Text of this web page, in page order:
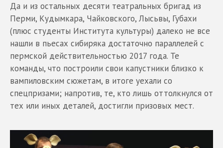
Да и из остальных десяти театральных бригад из
Перми, Кудымкара, Чайковского, Лысьвы, Губахи
(плюс студенты Института культуры) далеко не все
нашли в пьесах сибиряка достаточно параллелей с
пермской действительностью 2017 года. Те
команды, что построили свои капустники близко к
вампиловским сюжетам, в итоге уехали со
спецпризами; напротив, те, кто лишь оттолкнулся от
тех или иных деталей, достигли призовых мест.